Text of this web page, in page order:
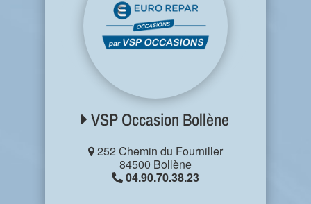
VSP Occasion Bollène
252 Chemin du Fourniller
84500 Bollène
04.90.70.38.23